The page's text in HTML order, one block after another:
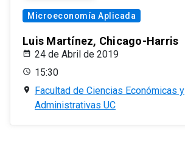
Microeconomía Aplicada
Luis Martínez, Chicago-Harris
24 de Abril de 2019
15:30
Facultad de Ciencias Económicas y
Administrativas UC